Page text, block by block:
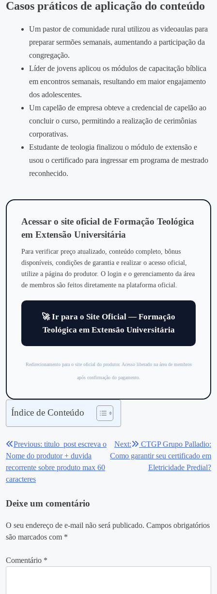
Casos práticos de aplicação do conteúdo
Um pastor de comunidade rural utilizou as videoaulas para
preparar sermões semanais, aumentando a participação da
congregação.
Líder de jovens aplicou os módulos de capacitação bíblica
em encontros semanais, resultando em maior engajamento
dos adolescentes.
Um capelão de empresa obteve a credencial de capelão ao
concluir o curso, permitindo a realização de cerimônias
corporativas.
Estudante de teologia finalizou o módulo de extensão e
usou o certificado para ingressar em programa de mestrado
reconhecido.
Acessar o site oficial de Formação Teológica
em Extensão Universitária
Para verificar preço atualizado, conteúdo completo, bônus
disponíveis, condições de garantia e realizar o acesso oficial,
utilize a página do produtor. O login e o gerenciamento da área
de membros são feitos diretamente na plataforma oficial.
🚀 Ir para o Site Oficial — Formação
Teológica em Extensão Universitária
Redirecionamento para o site oficial do produtor. Acesso liberado na área de membros
após confirmação do pagamento.
Índice de Conteúdo
Navegação
de
Post
Previous: titulo_post escreva o
Nome do produtor + duvida
recorrente sobre produto max 60
caracteres
Next:
CTGP Grupo Palladio:
Como garantir seu certificado em
Eletricidade Predial?
Deixe um comentário
O seu endereço de e-mail não será publicado. Campos obrigatórios
são marcados com *
Comentário *